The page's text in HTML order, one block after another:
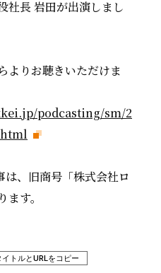
社長 岩田が出演しまし
よりお聴きいただけま
podcasting/sm/2
は、旧商号「株式会社ロ
す。
イトルとURLをコピー